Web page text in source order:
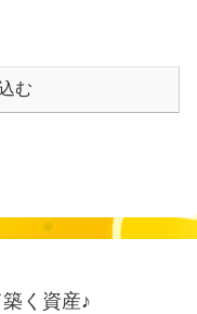
む
く資産♪